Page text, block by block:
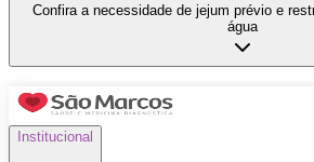
Confira a necessidade de jejum prévio e
água
Institucional